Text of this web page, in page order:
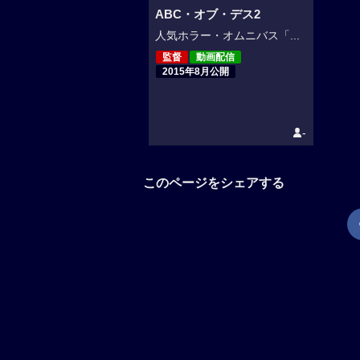
ABC・オブ・デス2
人気ホラー・オムニバス「...
監督
動画配信
2015年8月公開
-
このページをシェアする